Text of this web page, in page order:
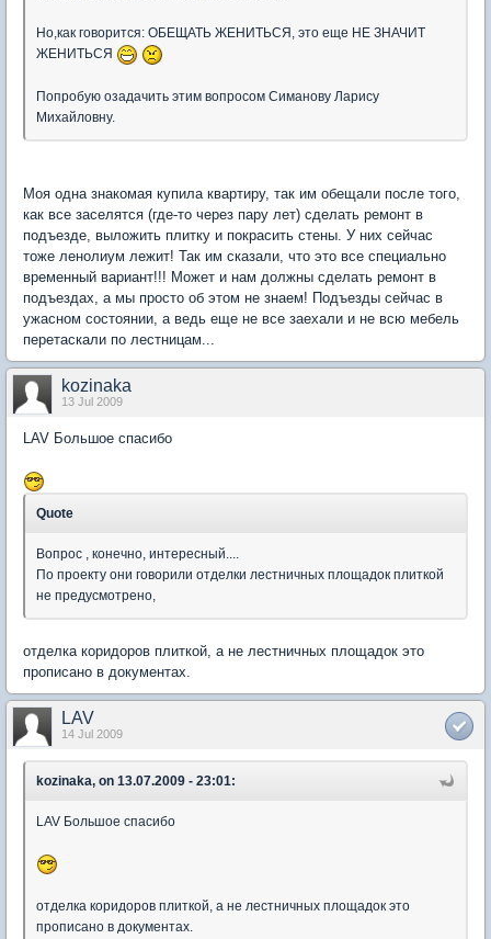
Но,как говорится: ОБЕЩАТЬ ЖЕНИТЬСЯ, это еще НЕ ЗНАЧИТ
ЖЕНИТЬСЯ
Попробую озадачить этим вопросом Симанову Ларису
Михайловну.
Моя одна знакомая купила квартиру, так им обещали после того,
как все заселятся (где-то через пару лет) сделать ремонт в
подъезде, выложить плитку и покрасить стены. У них сейчас
тоже ленолиум лежит! Так им сказали, что это все специально
временный вариант!!! Может и нам должны сделать ремонт в
подъездах, а мы просто об этом не знаем! Подъезды сейчас в
ужасном состоянии, а ведь еще не все заехали и не всю мебель
перетаскали по лестницам...
kozinaka
13 Jul 2009
LAV Большое спасибо
Quote
Вопрос , конечно, интересный....
По проекту они говорили отделки лестничных площадок плиткой
не предусмотрено,
отделка коридоров плиткой, а не лестничных площадок это
прописано в документах.
LAV
14 Jul 2009
kozinaka, on 13.07.2009 - 23:01:
LAV Большое спасибо
отделка коридоров плиткой, а не лестничных площадок это
прописано в документах.